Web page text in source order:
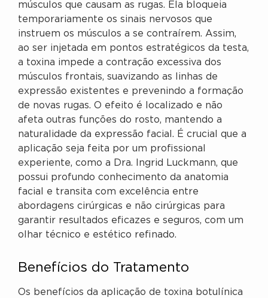
músculos que causam as rugas. Ela bloqueia
temporariamente os sinais nervosos que
instruem os músculos a se contraírem. Assim,
ao ser injetada em pontos estratégicos da testa,
a toxina impede a contração excessiva dos
músculos frontais, suavizando as linhas de
expressão existentes e prevenindo a formação
de novas rugas. O efeito é localizado e não
afeta outras funções do rosto, mantendo a
naturalidade da expressão facial. É crucial que a
aplicação seja feita por um profissional
experiente, como a Dra. Ingrid Luckmann, que
possui profundo conhecimento da anatomia
facial e transita com excelência entre
abordagens cirúrgicas e não cirúrgicas para
garantir resultados eficazes e seguros, com um
olhar técnico e estético refinado.
Benefícios do Tratamento
Os benefícios da aplicação de toxina botulínica